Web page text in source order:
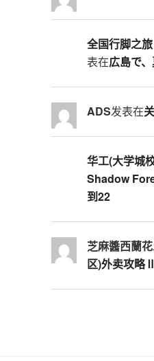
全国行脚之
表在広島で
ADS发表在
华工(大学城
Shadow
到22
芝麻醬西蘭花
区)外卖攻略Ⅱ